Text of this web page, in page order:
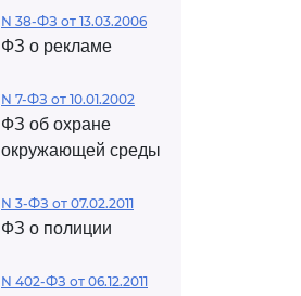
N 38-ФЗ от 13.03.2006
ФЗ о рекламе
N 7-ФЗ от 10.01.2002
ФЗ об охране
окружающей среды
N 3-ФЗ от 07.02.2011
ФЗ о полиции
N 402-ФЗ от 06.12.2011